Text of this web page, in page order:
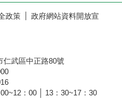
政策
政府網站資料開放宣
仁武區中正路80號
：00 │ 13：30~17：30